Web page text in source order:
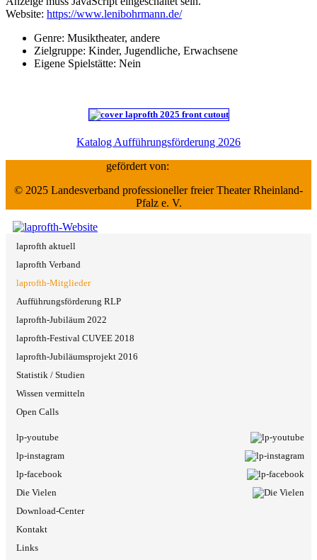
Website: https://www.lenibohrmann.de/
Genre: Musiktheater, andere
Zielgruppe: Kinder, Jugendliche, Erwachsene
Eigene Spielstätte: Nein
Katalog Aufführungsförderung 2026
gefördert von:
© 2025 Landesverband professioneller freier Theater Rheinland-
Pfalz e. V.
laprofth aktuell
laprofth Verband
laprofth-Mitglieder
Aufführungsförderung RLP
laprofth-Jubiläum 2022
laprofth-Festival CUVEE 2018
laprofth-Jubiläumsprojekt 2016
Statistik / Studien
Wissen vermitteln
Open Calls
lp-youtube
lp-instagram
lp-facebook
Die Vielen
Download-Center
Kontakt
Links